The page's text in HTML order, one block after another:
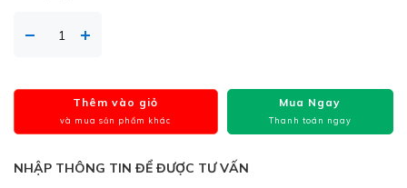
Thêm vào giỏ
và mua sản phẩm khác
Mua Ngay
Thanh toán ngay
NHẬP THÔNG TIN ĐỂ ĐƯỢC TƯ VẤN